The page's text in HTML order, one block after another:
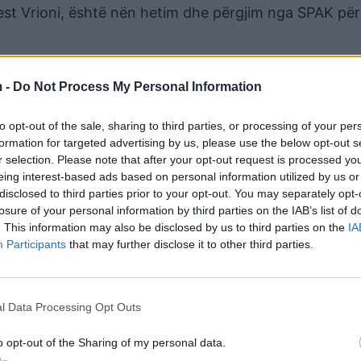
- Do Not Process My Personal Information
opt-out of the sale, sharing to third parties, or processing of your
for targeted advertising by us, please use the below opt-out
selection. Please note that after your opt-out request is processed
interest-based ads based on personal information utilized by us
to third parties prior to your opt-out. You may separately
of your personal information by third parties on the IAB’s list of
This information may also be disclosed by us to third parties on the
Participants that may further disclose it to other third parties.
Data Processing Opt Outs
opt-out of the Sharing of my personal data.
Vrioni, është nën hetim dhe përgjim nga SPAK për
Rrugore i kanë kërkuar familjarëve të shoferes
e saj.
të dorëzohej brenda një kohe të shkurtër dhe
e personave të tjerë dhe i është dorëzuar njërit
së Edison Tabaku, pranë banesës së tij. Më
pranë komisariatit të Policisë Rrugore dhe i ka
të tjerë mbi kokë”.
ka rezultuar se ai ka komunikime me shefat e tij,
e tjera do t’i siguronte më vonë nga Vrioni, të cilin
ndodhur një aksident rrugor, ku dy automjete